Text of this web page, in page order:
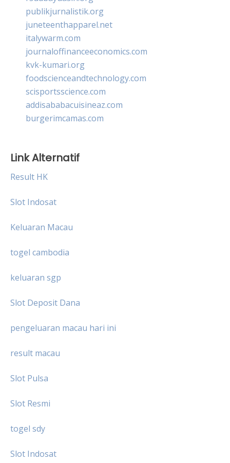
publikjurnalistik.org
juneteenthapparel.net
italywarm.com
journaloffinanceeconomics.com
kvk-kumari.org
foodscienceandtechnology.com
scisportsscience.com
addisababacuisineaz.com
burgerimcamas.com
Link Alternatif
Result HK
Slot Indosat
Keluaran Macau
togel cambodia
keluaran sgp
Slot Deposit Dana
pengeluaran macau hari ini
result macau
Slot Pulsa
Slot Resmi
togel sdy
Slot Indosat